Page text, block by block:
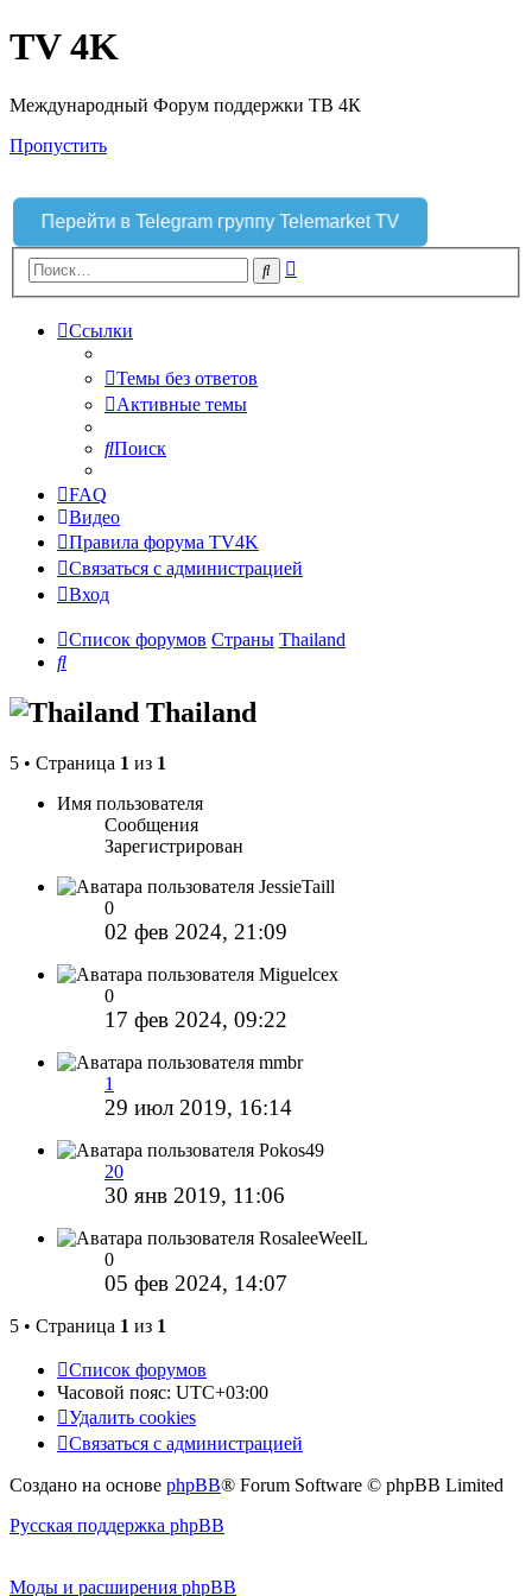
TV 4K
Международный Форум поддержки ТВ 4К
Пропустить
Перейти в Telegram группу Telemarket TV
Поиск
Ссылки
Темы без ответов
Активные темы
Поиск
FAQ
Видео
Правила форума TV4K
Связаться с администрацией
Вход
Список форумов Страны Thailand
Поиск
Thailand
5 • Страница 1 из 1
Имя пользователя
Сообщения
Зарегистрирован
JessieTaill
0
02 фев 2024, 21:09
Miguelcex
0
17 фев 2024, 09:22
mmbr
1
29 июл 2019, 16:14
Pokos49
20
30 янв 2019, 11:06
RosaleeWeelL
0
05 фев 2024, 14:07
5 • Страница 1 из 1
Список форумов
Часовой пояс: UTC+03:00
Удалить cookies
Связаться с администрацией
Создано на основе phpBB® Forum Software © phpBB Limited
Русская поддержка phpBB
Моды и расширения phpBB